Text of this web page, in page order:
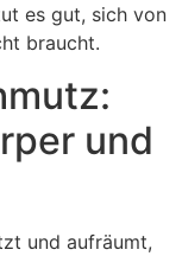
es gut, sich von
braucht.
und
und aufräumt,